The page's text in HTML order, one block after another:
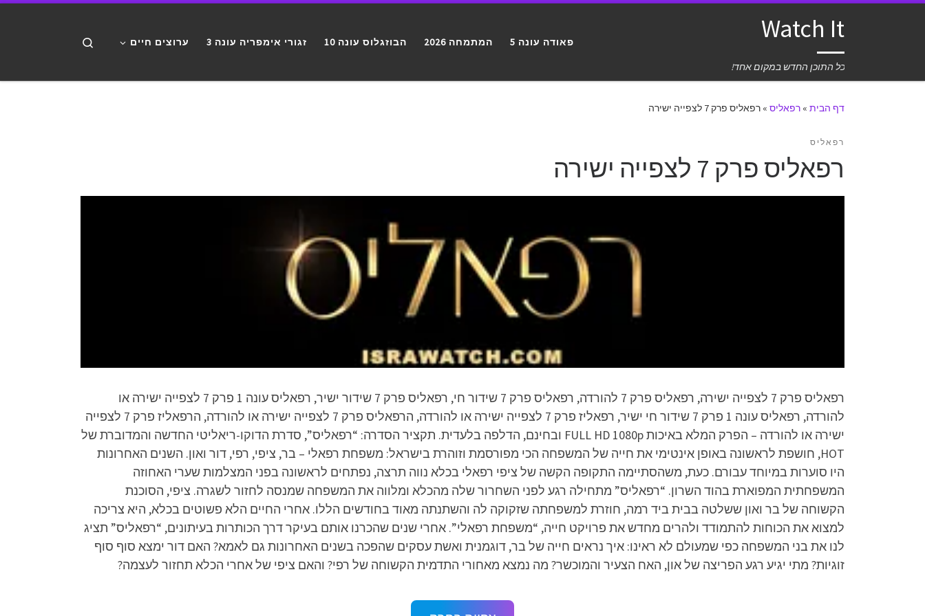
Watch It
כל התוכן החדש במקום אחד!
פאודה עונה 5 המתמחה 2026 הבוזגלוס עונה 10 זגורי אימפריה עונה 3 ערוצים חיים
דף הבית » רפאליס » רפאליס פרק 7 לצפייה ישירה
רפאליס
רפאליס פרק 7 לצפייה ישירה
רפאליס פרק 7 לצפייה ישירה, רפאליס פרק 7 להורדה, רפאליס פרק 7 שידור חי, רפאליס פרק 7 שידור ישיר, רפאליס עונה 1 פרק 7 לצפייה ישירה או
להורדה, רפאליס עונה 1 פרק 7 שידור חי ישיר, רפאליז פרק 7 לצפייה ישירה או להורדה, הרפאליס פרק 7 לצפייה ישירה או להורדה, הרפאליז פרק 7 לצפייה
ישירה או להורדה – הפרק המלא באיכות FULL HD 1080p ובחינם, הדלפה בלעדית. תקציר הסדרה: “רפאליס”, סדרת הדוקו-ריאליטי החדשה והמדוברת של
HOT, חושפת לראשונה באופן אינטימי את חייה של המשפחה הכי מפורסמת וזוהרת בישראל: משפחת רפאלי – בר, ציפי, רפי, דור ואון. השנים האחרונות
היו סוערות במיוחד עבורם. כעת, משהסתיימה התקופה הקשה של ציפי רפאלי בכלא נווה תרצה, נפתחים לראשונה בפני המצלמות שערי האחוזה
המשפחתית המפוארת בהוד השרון. “רפאליס” מתחילה רגע לפני השחרור שלה מהכלא ומלווה את המשפחה שמנסה לחזור לשגרה. ציפי, הסוכנת
הקשוחה של בר ואון ששלטה בבית ביד רמה, חוזרת למשפחתה שזקוקה לה והשתנתה מאוד בחודשים הללו. אחרי החיים הלא פשוטים בכלא, היא צריכה
למצוא את הכוחות להתמודד ולהרים מחדש את פרויקט חייה, “משפחת רפאלי”. אחרי שנים שהכרנו אותם בעיקר דרך הכותרות בעיתונים, “רפאליס” תציג
לנו את בני המשפחה כפי שמעולם לא ראינו: איך נראים חייה של בר, דוגמנית ואשת עסקים שהפכה בשנים האחרונות גם לאמא? האם דור ימצא סוף סוף
זוגיות? מתי יגיע רגע הפריצה של און, האח הצעיר והמוכשר? מה נמצא מאחורי התדמית הקשוחה של רפי? והאם ציפי של אחרי הכלא תחזור לעצמה?